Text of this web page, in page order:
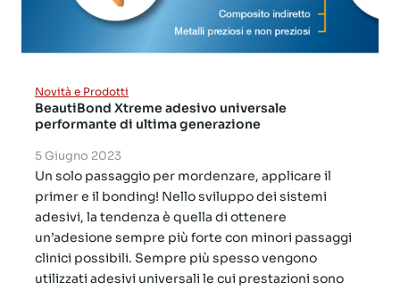
Novità e Prodotti
BeautiBond Xtreme adesivo universale
performante di ultima generazione
5 Giugno 2023
Un solo passaggio per mordenzare, applicare il
primer e il bonding! Nello sviluppo dei sistemi
adesivi, la tendenza è quella di ottenere
un’adesione sempre più forte con minori passaggi
clinici possibili. Sempre più spesso vengono
utilizzati adesivi universali le cui prestazioni sono